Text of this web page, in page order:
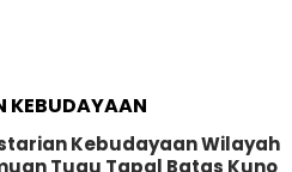
KEBUDAYAAN
Kebudayaan Wilayah